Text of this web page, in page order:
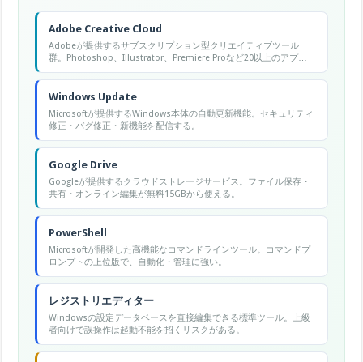
Adobe Creative Cloud
Adobeが提供するサブスクリプション型クリエイティブツール
群。Photoshop、Illustrator、Premiere Proなど20以上のアプリ
を月額で利用できる。
Windows Update
Microsoftが提供するWindows本体の自動更新機能。セキュリティ
修正・バグ修正・新機能を配信する。
Google Drive
Googleが提供するクラウドストレージサービス。ファイル保存・
共有・オンライン編集が無料15GBから使える。
PowerShell
Microsoftが開発した高機能なコマンドラインツール。コマンドプ
ロンプトの上位版で、自動化・管理に強い。
レジストリエディター
Windowsの設定データベースを直接編集できる標準ツール。上級
者向けで誤操作は起動不能を招くリスクがある。